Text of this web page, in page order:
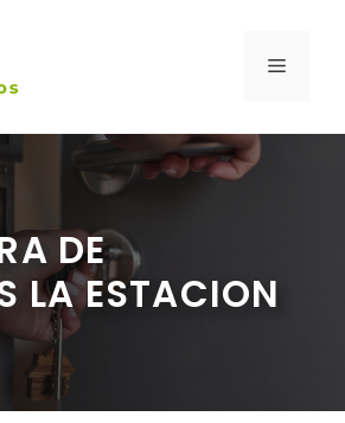
MENÚ
DE
LA ESTACION